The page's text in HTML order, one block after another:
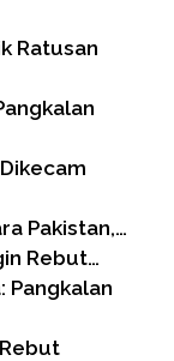
Ratusan
Pakistan,…
Rebut…
Pangkalan